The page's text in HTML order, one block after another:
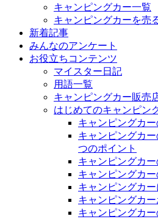
キャンピングカー一覧
キャンピングカーを売
新着記事
みんなのアンケート
お役立ちコンテンツ
マイスター日記
用語一覧
キャンピングカー販売
はじめてのキャンピン
キャンピングカ
キャンピングカ
つのポイント
キャンピングカ
キャンピングカ
キャンピングカ
キャンピングカ
キャンピングカ